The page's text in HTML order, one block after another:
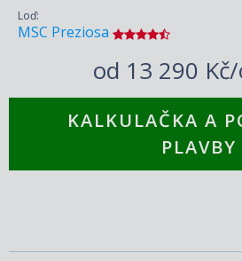
Loď:
MSC Preziosa
od 13 290
KALKULAČKA A
PLAVBY